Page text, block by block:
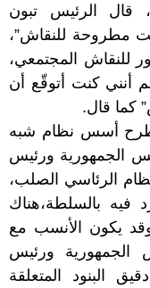
قال الرئيس تبون
مطروحة للنقاش”،
للنقاش المجتمعي،
أنني كنت أتوقّع أن
كما قال.
طرح أسس نظام شبه
الجمهورية ورئيس
الرئاسي الصلب،
بالسلطة،هناك
يكون الأنسب مع
الجمهورية ورئيس
البنود المتعلقة